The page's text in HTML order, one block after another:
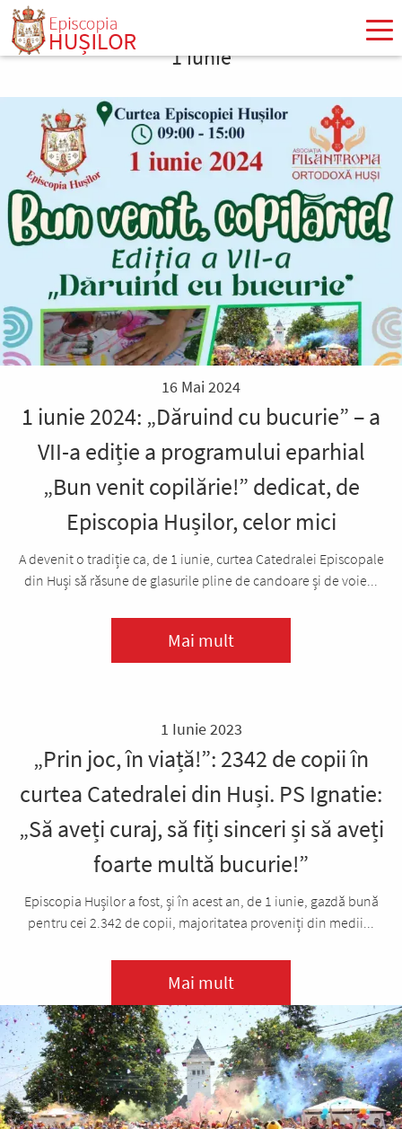
Mergi
conţinutul
1 iunie
16 Mai 2024
1 iunie 2024: „Dăruind cu bucurie” – a
VII-a ediție a programului eparhial
„Bun venit copilărie!” dedicat, de
Episcopia Hușilor, celor mici
A devenit o tradiție ca, de 1 iunie, curtea Catedralei Episcopale
din Huși să răsune de glasurile pline de candoare și de voie...
Mai mult
1 Iunie 2023
„Prin joc, în viață!”: 2342 de copii în
curtea Catedralei din Huși. PS Ignatie:
„Să aveți curaj, să fiți sinceri și să aveți
foarte multă bucurie!”
Episcopia Hușilor a fost, și în acest an, de 1 iunie, gazdă bună
pentru cei 2.342 de copii, majoritatea proveniți din medii...
Mai mult